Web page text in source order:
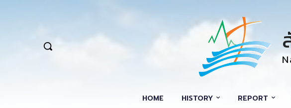
HOME HISTORY REPORT